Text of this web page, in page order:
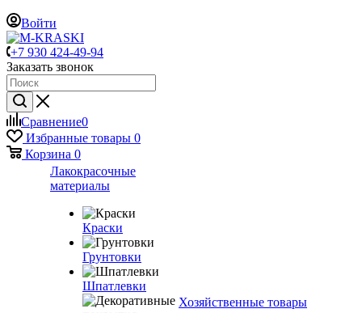
Войти
+7 930 424-49-94
Заказать звонок
Сравнение0
Избранные товары 0
Корзина 0
Лакокрасочные
материалы
Краски
Грунтовки
Шпатлевки
Хозяйственные товары